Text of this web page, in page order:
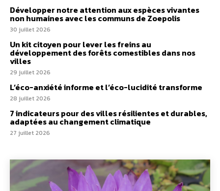
Développer notre attention aux espèces vivantes
non humaines avec les communs de Zoepolis
30 juillet 2026
Un kit citoyen pour lever les freins au
développement des forêts comestibles dans nos
villes
29 juillet 2026
L’éco-anxiété informe et l’éco-lucidité transforme
28 juillet 2026
7 indicateurs pour des villes résilientes et durables,
adaptées au changement climatique
27 juillet 2026